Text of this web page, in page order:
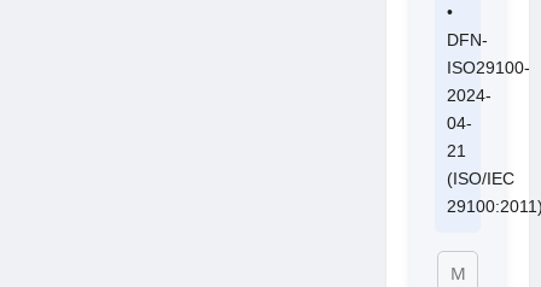
•
DFN-
ISO29100-
2024-
04-
21
(ISO/IEC